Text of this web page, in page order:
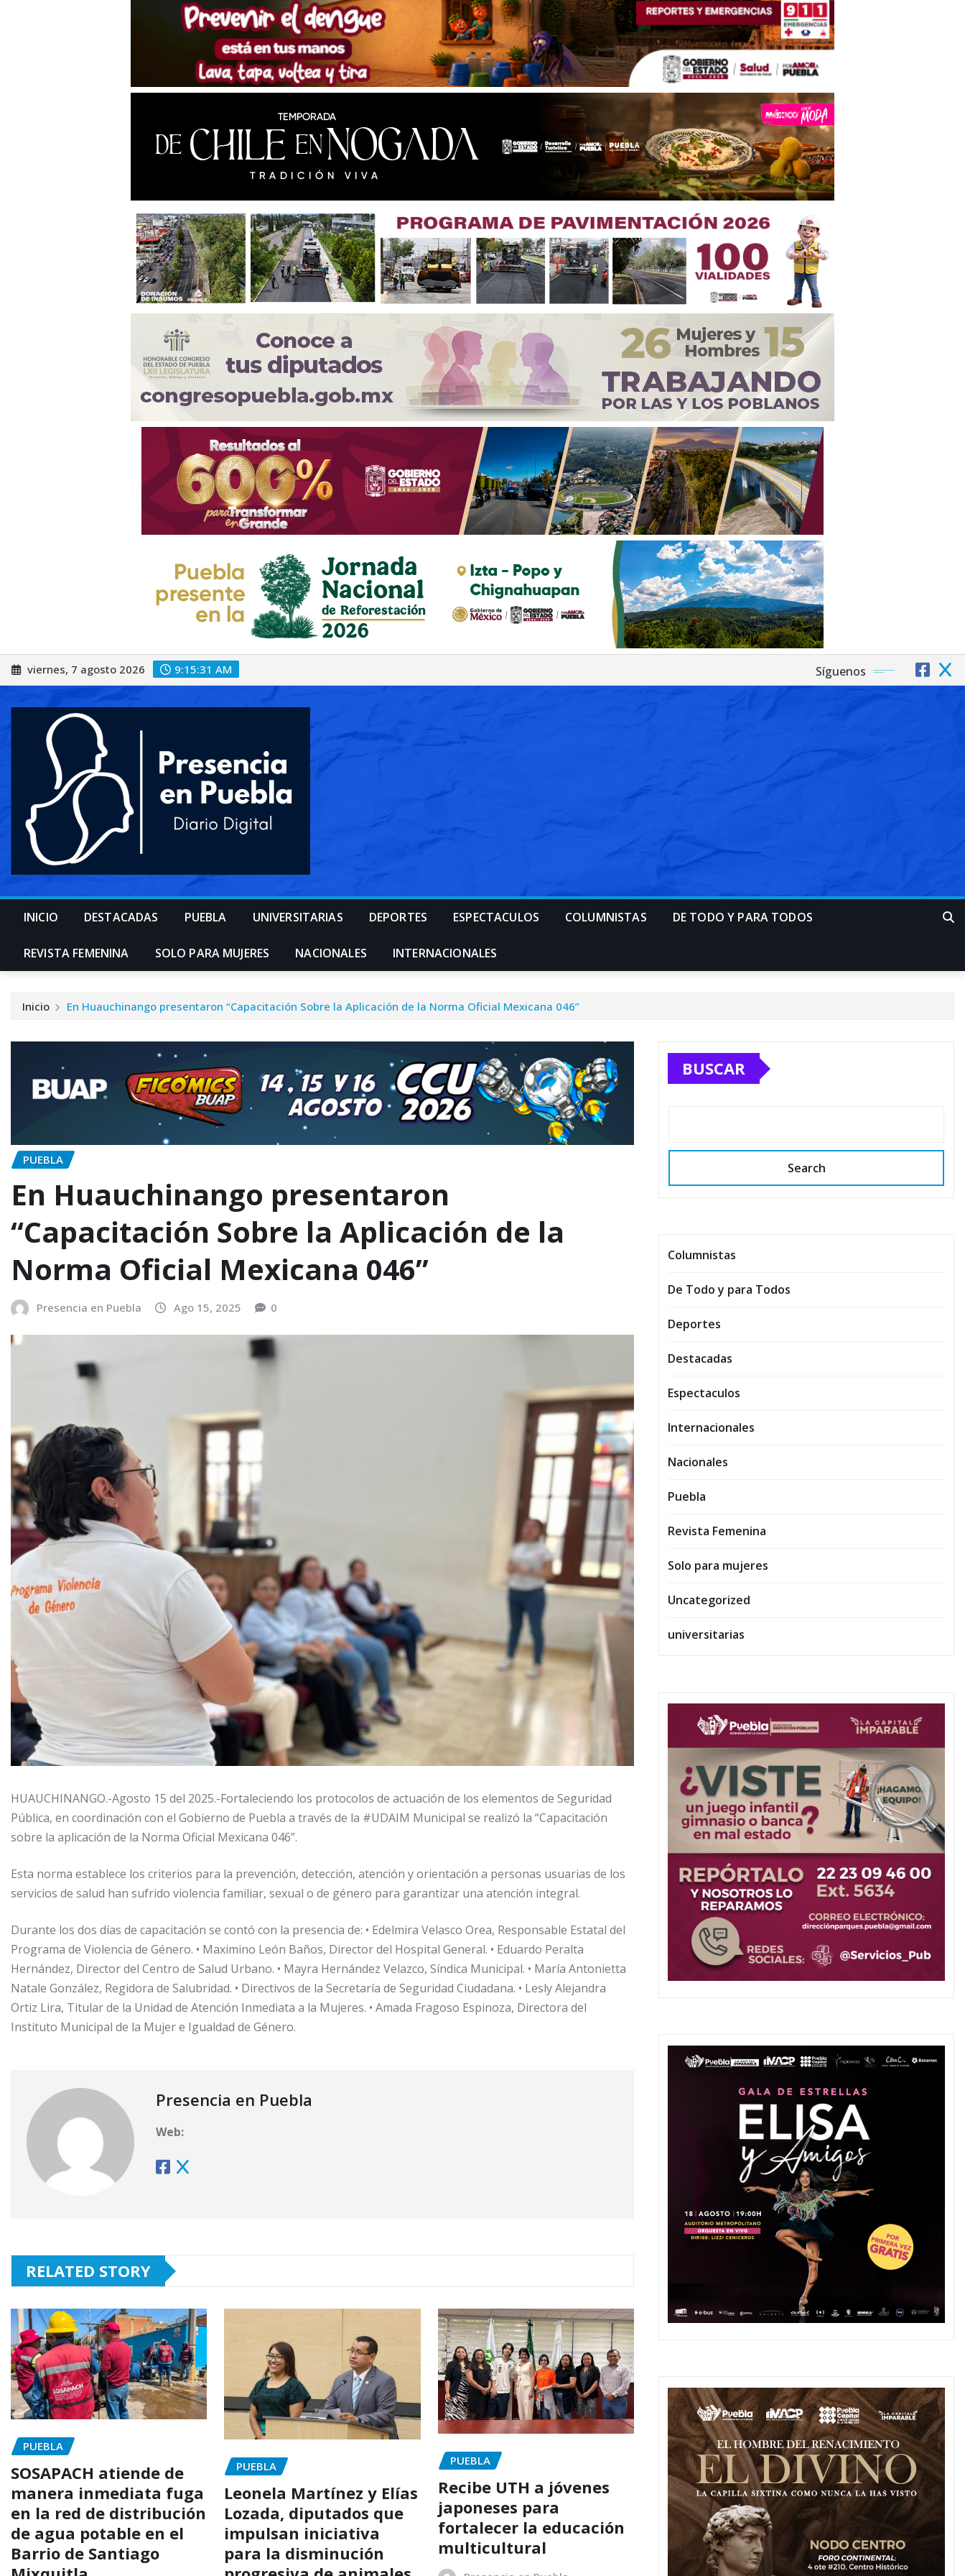
Saltar
al
viernes, 7 agosto 2026 9:15:33 AM Síguenos
INICIO DESTACADAS PUEBLA UNIVERSITARIAS DEPORTES ESPECTACULOS COLUMNISTAS DE TODO Y PARA TODOS
REVISTA FEMENINA SOLO PARA MUJERES NACIONALES INTERNACIONALES
Inicio En Huauchinango presentaron “Capacitación Sobre la Aplicación de la Norma Oficial Mexicana 046”
PUEBLA
En Huauchinango presentaron
“Capacitación Sobre la Aplicación de la
Norma Oficial Mexicana 046”
Presencia en Puebla Ago 15, 2025 0
HUAUCHINANGO.-Agosto 15 del 2025.-Fortaleciendo los protocolos de actuación de los elementos de Seguridad
Pública, en coordinación con el Gobierno de Puebla a través de la #UDAIM Municipal se realizó la “Capacitación
sobre la aplicación de la Norma Oficial Mexicana 046”.
Esta norma establece los criterios para la prevención, detección, atención y orientación a personas usuarias de los
servicios de salud han sufrido violencia familiar, sexual o de género para garantizar una atención integral.
Durante los dos días de capacitación se contó con la presencia de: • Edelmira Velasco Orea, Responsable Estatal del
Programa de Violencia de Género. • Maximino León Baños, Director del Hospital General. • Eduardo Peralta
Hernández, Director del Centro de Salud Urbano. • Mayra Hernández Velazco, Síndica Municipal. • María Antonietta
Natale González, Regidora de Salubridad. • Directivos de la Secretaría de Seguridad Ciudadana. • Lesly Alejandra
Ortiz Lira, Titular de la Unidad de Atención Inmediata a la Mujeres. • Amada Fragoso Espinoza, Directora del
Instituto Municipal de la Mujer e Igualdad de Género.
Presencia en Puebla
Web:
RELATED STORY
PUEBLA
SOSAPACH atiende de
manera inmediata fuga
en la red de distribución
de agua potable en el
Barrio de Santiago
PUEBLA
Leonela Martínez y Elías
Lozada, diputados que
impulsan iniciativa
para la disminución
PUEBLA
Recibe UTH a jóvenes
japoneses para
fortalecer la educación
multicultural
BUSCAR
Search
Columnistas
De Todo y para Todos
Deportes
Destacadas
Espectaculos
Internacionales
Nacionales
Puebla
Revista Femenina
Solo para mujeres
Uncategorized
universitarias